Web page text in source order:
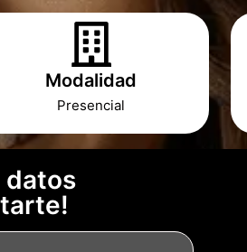
Modalidad
Presencial
datos